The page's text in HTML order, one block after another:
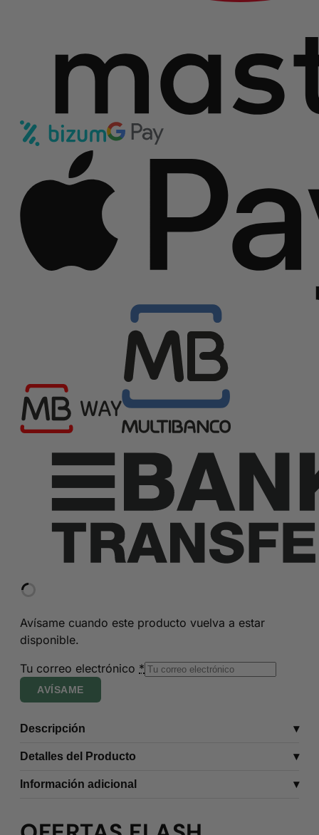
Avísame cuando este producto vuelva a estar
disponible.
Tu correo electrónico *
AVÍSAME
Descripción
Detalles del Producto
Información adicional